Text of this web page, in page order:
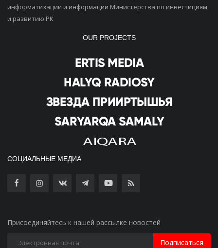
информатизации и информации Министерства по инвестициям
и развитию РК
OUR PROJECTS
СОЦИАЛЬНЫЕ МЕДИА
Присоединяйтесь к нашей рассылке новостей
Подписаться